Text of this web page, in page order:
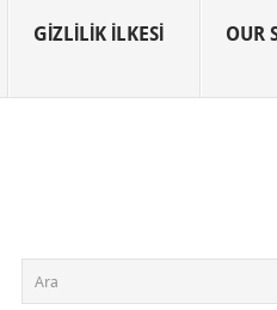
GIZLILIK İLKESI OUR